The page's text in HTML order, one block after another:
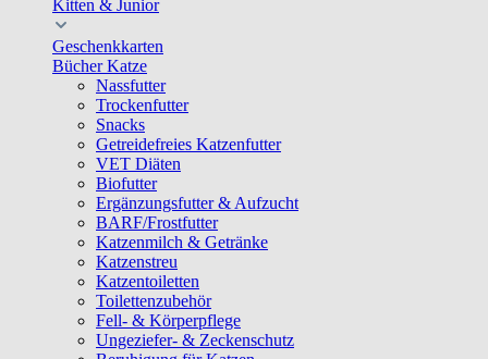
Kitten & Junior
Geschenkkarten
Bücher Katze
Nassfutter
Trockenfutter
Snacks
Getreidefreies Katzenfutter
VET Diäten
Biofutter
Ergänzungsfutter & Aufzucht
BARF/Frostfutter
Katzenmilch & Getränke
Katzenstreu
Katzentoiletten
Toilettenzubehör
Fell- & Körperpflege
Ungeziefer- & Zeckenschutz